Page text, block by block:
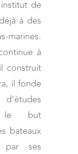
de
à des
marines.
à
construit
il fonde
le but
bateaux
par ses